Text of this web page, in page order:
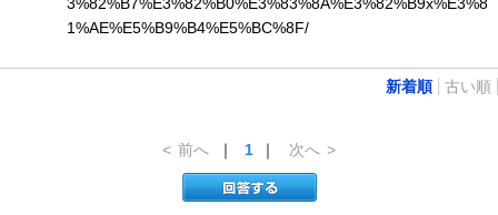
1%AE%E5%B9%B4%E5%BC%8F/
新着順 古い順
< 前へ ｜ 1 ｜ 次へ >